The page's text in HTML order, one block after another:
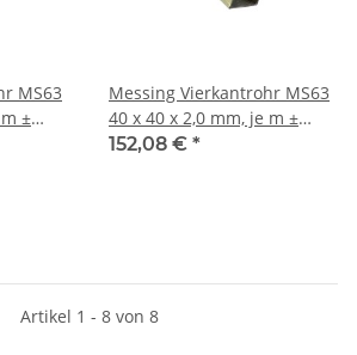
MS63
±
Messing Vierkantrohr MS63
40 x 40 x 2,0 mm, je m ±
5mm
152,08 € *
Artikel 1 - 8 von 8